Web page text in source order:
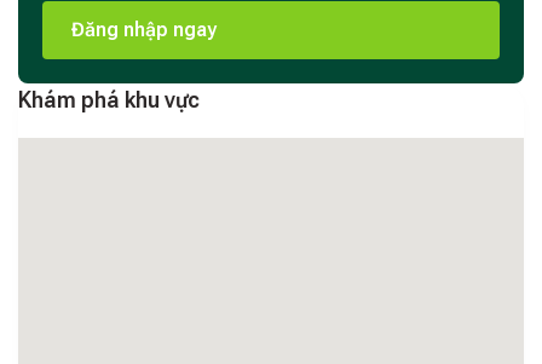
Đăng nhập ngay
Khám phá khu vực